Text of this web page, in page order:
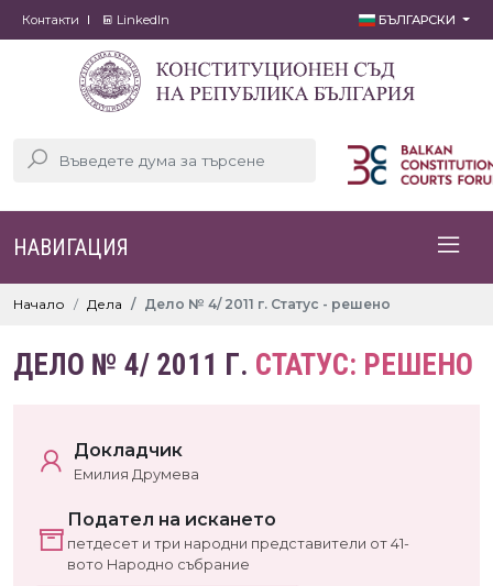
Контакти LinkedIn БЪЛГАРСКИ
НАВИГАЦИЯ
Начало Дела Дело № 4/ 2011 г. Статус - решено
ДЕЛО № 4/ 2011 Г. СТАТУС: РЕШЕНО
Докладчик
Емилия Друмева
Подател на искането
петдесет и три народни представители от 41-
вото Народно събрание